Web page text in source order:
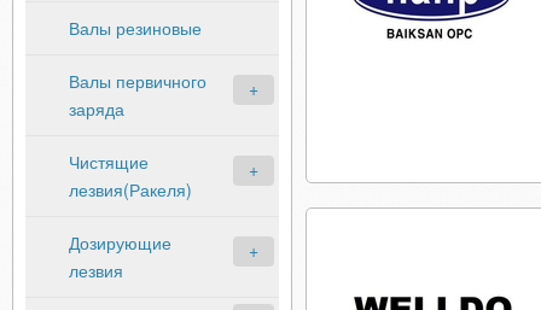
Валы резиновые
Валы первичного
заряда
Чистящие
лезвия(Ракеля)
Дозирующие
лезвия